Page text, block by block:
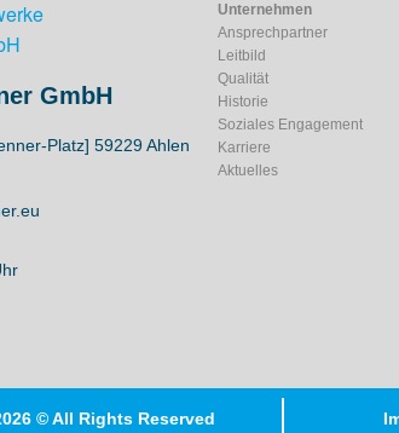
GmbH
Platz] 59229 Ahlen
Unternehmen
Ansprechpartner
Leitbild
Qualität
Historie
Soziales Engagement
Karriere
Aktuelles
© All Rights Reserved